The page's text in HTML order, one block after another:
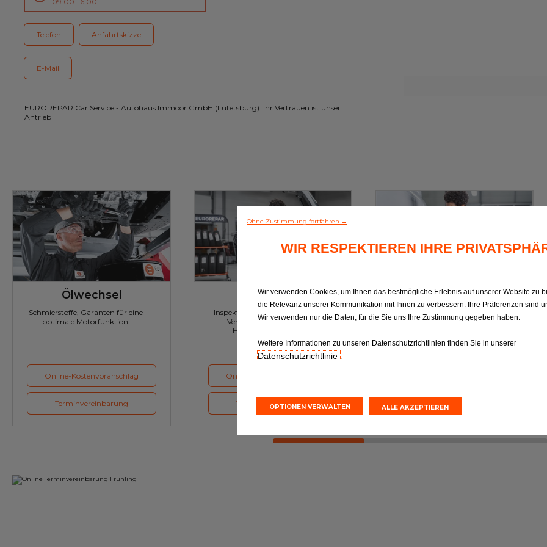
Telefon Anfahrtskizze
E-Mail
EUROREPAR Car Service - Autohaus Immoor GmbH (Lütetsburg): Ihr Vertrauen ist unser
Antrieb
Ölwechsel
Schmierstoffe, Garanten für eine
optimale Motorfunktion
Online-Kostenvoranschlag
Terminvereinbarung
Inspektion
Inspektion und Austausch von
Verschleißteilen gemäß
Herstellervorgaben.
Online-Kostenvoranschlag
Terminvereinbarung
Reifen
Reifen: Die entscheidende
Verbindung, die nicht
Terminvereinbarung
Ohne Zustimmung fortfahren →
WIR RESPEKTIEREN IHRE
Wir verwenden Cookies, um Ihnen das bestmögliche Erlebnis auf unserer Website zu
die Relevanz unserer Kommunikation mit Ihnen zu verbessern. Ihre Präferenzen sind
Wir verwenden nur die Daten, für die Sie uns Ihre Zustimmung gegeben haben.
Weitere Informationen zu unseren Datenschutzrichtlinien finden Sie in unserer
Datenschutzrichtlinie .
OPTIONEN VERWALTEN ALLE AKZEPTIEREN